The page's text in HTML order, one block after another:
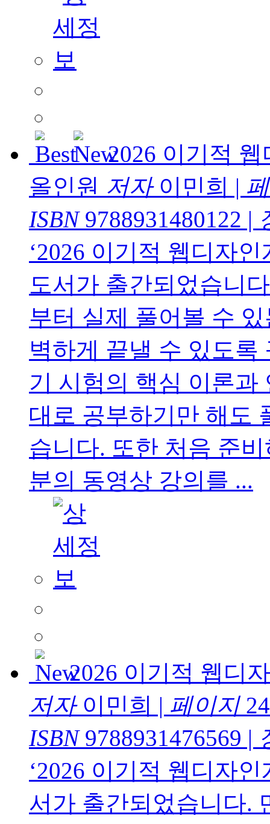
2026 이기적
올인원 저자이민희 |
ISBN9788931480122 |
‘2026 이기적 웹디자
도서가 출간되었습니
부터 실제 풀어볼 수
벽하게 끝낼 수 있도록
기 시험의 핵심 이론과
대로 공부하기만 해도
습니다. 또한 처음 준
분의 동영상 강의를 ...
2026 이기적 웹디
저자이민희 | 페이지
ISBN9788931476569 |
‘2026 이기적 웹디자
서가 출간되었습니다.